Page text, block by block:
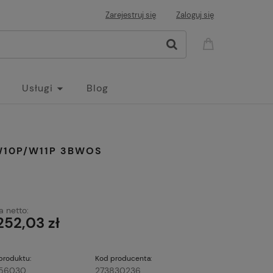
Zarejestruj się Zaloguj się
Usługi Blog
W11P 3BWOS
netto:
zł
Kod producenta:
273830236